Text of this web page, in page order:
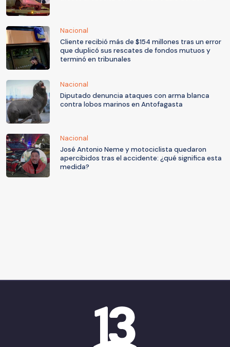
Nacional
Cliente recibió más de $154 millones tras un error
que duplicó sus rescates de fondos mutuos y
terminó en tribunales
Nacional
Diputado denuncia ataques con arma blanca
contra lobos marinos en Antofagasta
Nacional
José Antonio Neme y motociclista quedaron
apercibidos tras el accidente: ¿qué significa esta
medida?